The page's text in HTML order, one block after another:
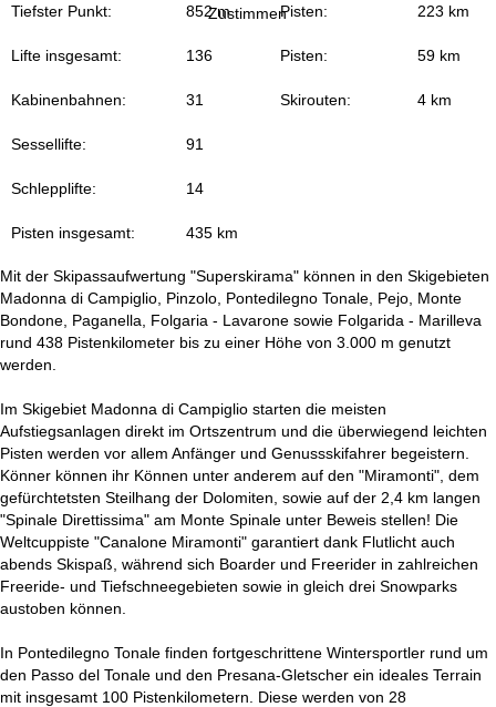
Zustimmen
s
Tiefster Punkt: 852 m Pisten: 223 km
Lifte insgesamt: 136 Pisten: 59 km
Kabinenbahnen: 31 Skirouten: 4 km
Sessellifte: 91
Schlepplifte: 14
Pisten insgesamt: 435 km
Mit der Skipassaufwertung "Superskirama" können in den Skigebieten
Madonna di Campiglio, Pinzolo, Pontedilegno Tonale, Pejo, Monte
Bondone, Paganella, Folgaria - Lavarone sowie Folgarida - Marilleva
rund 438 Pistenkilometer bis zu einer Höhe von 3.000 m genutzt
werden.
Im Skigebiet Madonna di Campiglio starten die meisten
Aufstiegsanlagen direkt im Ortszentrum und die überwiegend leichten
Pisten werden vor allem Anfänger und Genussskifahrer begeistern.
Könner können ihr Können unter anderem auf den "Miramonti", dem
gefürchtetsten Steilhang der Dolomiten, sowie auf der 2,4 km langen
"Spinale Direttissima" am Monte Spinale unter Beweis stellen! Die
Weltcuppiste "Canalone Miramonti" garantiert dank Flutlicht auch
abends Skispaß, während sich Boarder und Freerider in zahlreichen
Freeride- und Tiefschneegebieten sowie in gleich drei Snowparks
austoben können.
In Pontedilegno Tonale finden fortgeschrittene Wintersportler rund um
den Passo del Tonale und den Presana-Gletscher ein ideales Terrain
mit insgesamt 100 Pistenkilometern. Diese werden von 28